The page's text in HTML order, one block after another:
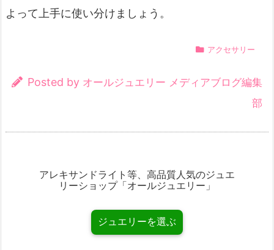
よって上手に使い分けましょう。
アクセサリー
Posted by オールジュエリー メディアブログ編集
部
アレキサンドライト等、高品質人気のジュエ
リーショップ「オールジュエリー」
ジュエリーを選ぶ